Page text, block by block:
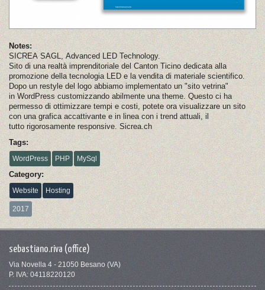
Notes:
SICREA SAGL, Advanced LED Technology.
Sito di una realtà imprenditoriale del Canton Ticino dedicata alla
promozione della tecnologia LED e la vendita di materiale scientifico.
Dopo un restyle del logo abbiamo implementato un "sito vetrina"
in WordPress customizzando abilmente una theme. Questo ci ha
permesso di ottimizzare tempi e costi, potete ora visualizzare un sito
con una grafica accattivante e in linea con i trend attuali, il
tutto rigorosamente responsive. Sicrea.ch
Tags:
WordPress PHP MySql
Category:
Website Hosting
2017
sebastiano.riva (office)
Via Novella 4 - 21050 Besano (VA)
P. IVA: 04118220120